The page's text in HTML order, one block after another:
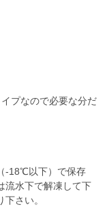
プなので必要な分だ
-18℃以下）で保存
流水下で解凍して下
さい。